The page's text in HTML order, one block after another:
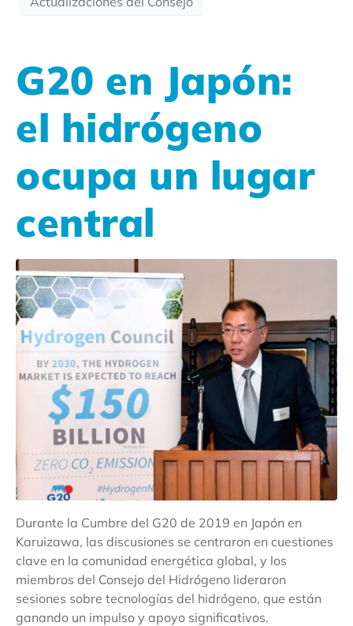
G20 en Japón:
el hidrógeno
ocupa un lugar
central
Durante la Cumbre del G20 de 2019 en Japón en
Karuizawa, las discusiones se centraron en cuestiones
clave en la comunidad energética global, y los
miembros del Consejo del Hidrógeno lideraron
sesiones sobre tecnologías del hidrógeno, que están
ganando un impulso y apoyo significativos.